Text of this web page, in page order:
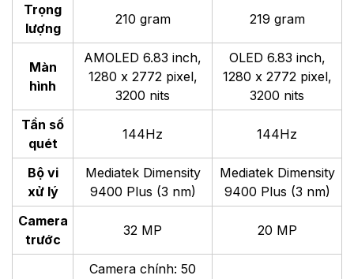
Trọng
lượng
210 gram 219 gram
Màn
hình
AMOLED 6.83 inch,
1280 x 2772 pixel,
3200 nits
OLED 6.83 inch,
1280 x 2772 pixel,
3200 nits
Tần số
quét
144Hz 144Hz
Bộ vi
xử lý
Mediatek Dimensity
9400 Plus (3 nm)
Mediatek Dimensity
9400 Plus (3 nm)
Camera
trước
32 MP 20 MP
Camera chính: 50